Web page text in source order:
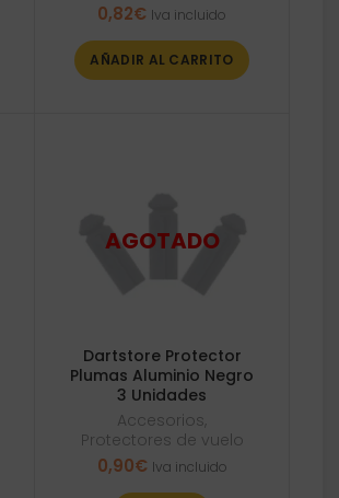
0,82€ Iva incluido
AÑADIR AL CARRITO
Dartstore Protector
Plumas Aluminio Negro
3 Unidades
Accesorios,
Protectores de vuelo
0,90€ Iva incluido